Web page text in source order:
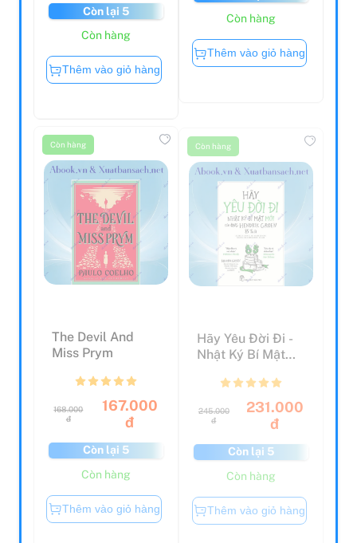
Còn lại 5
Còn hàng
Thêm vào giỏ hàng
Còn hàng
Thêm vào giỏ hàng
Còn hàng
The Devil And
Miss Prym
đ
167.000
đ
Còn lại 5
Thêm vào giỏ hàng
Còn hàng
Nhật Ký Bí Mật
Mới Của Ông
Hendri...
đ
đ
Còn lại 5
Thêm vào giỏ hàng